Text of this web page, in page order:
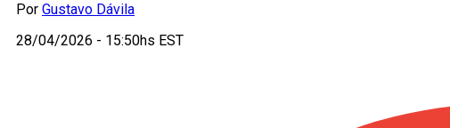
Por Gustavo Dávila
28/04/2026 - 15:50hs EST